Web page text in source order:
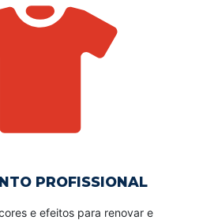
PROFISSIONAL
e efeitos para renovar e